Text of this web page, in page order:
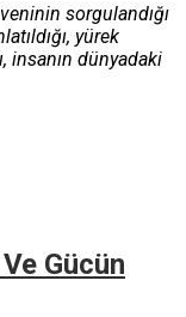
sorgulandığı
yürek
insanın dünyadaki
Gücün